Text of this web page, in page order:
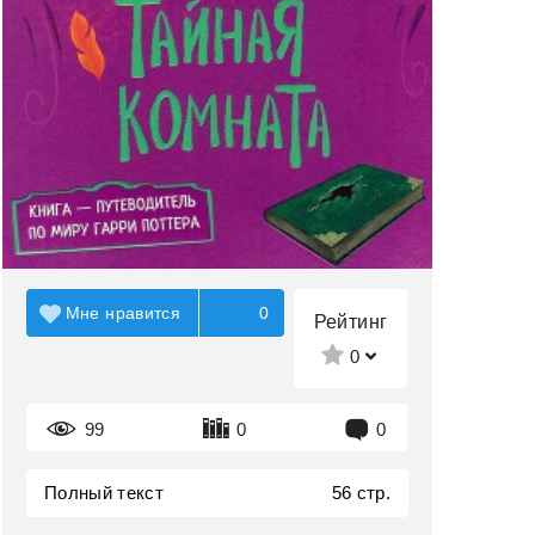
Рейтинг
0
99 0 0
Мне нравится 0
Полный текст 56 стр.